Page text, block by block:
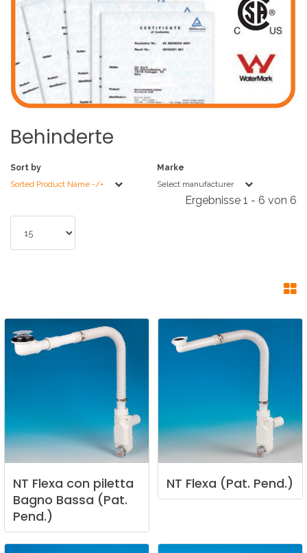
Behinderte
Sort by
Sorted Product Name -/+
Marke
Select manufacturer
Ergebnisse 1 - 6 von 6
NT Flexa con piletta
Bagno Bassa (Pat.
Pend.)
NT Flexa (Pat. Pend.)